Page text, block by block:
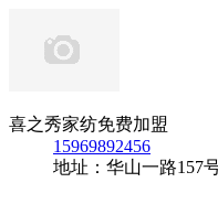
喜之秀家纺免费加盟
15969892456
地址：华山一路157